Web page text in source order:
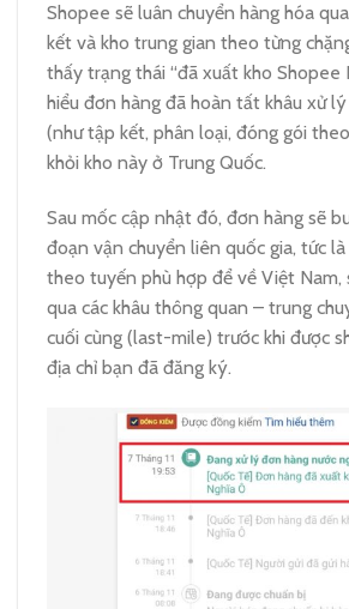
Shopee sẽ luân chuyển hàng hóa
kết và kho trung gian theo từng
thấy trạng thái “đã xuất kho Shopee
hiểu đơn hàng đã hoàn tất khâu xử
(như tập kết, phân loại, đóng gói
khỏi kho này ở Trung Quốc.
Sau mốc cập nhật đó, đơn hàng sẽ
đoạn vận chuyển liên quốc gia, tức
theo tuyến phù hợp để về Việt Nam,
qua các khâu thông quan – trung
cuối cùng (last-mile) trước khi được
địa chỉ bạn đã đăng ký.